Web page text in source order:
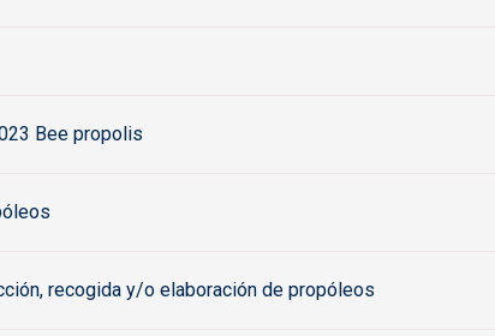
Bee propolis
recogida y/o elaboración de propóleos